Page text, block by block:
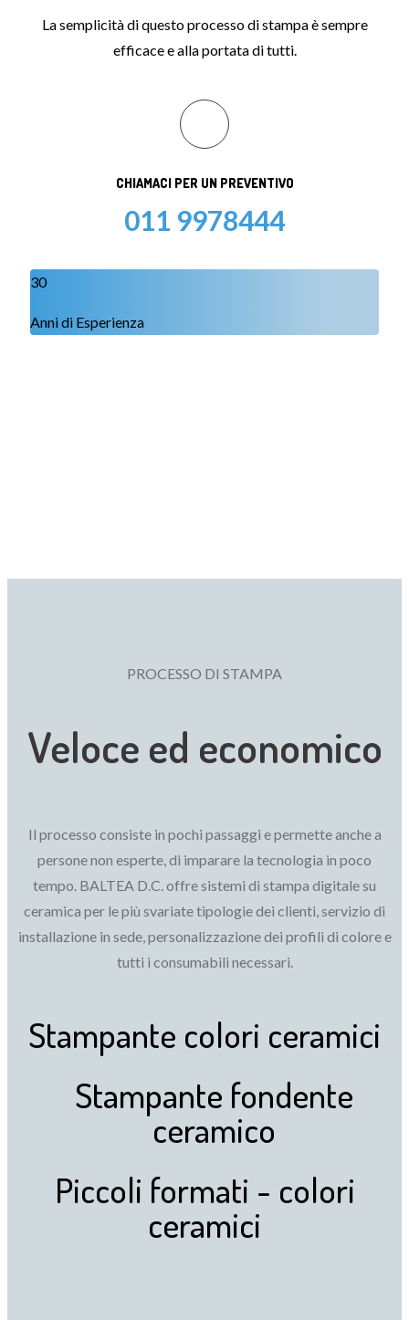
La semplicità di questo processo di stampa è sempre
efficace e alla portata di tutti.
CHIAMACI PER UN PREVENTIVO
011 9978444
30
Anni di Esperienza
PROCESSO DI STAMPA
Veloce ed economico
Il processo consiste in pochi passaggi e permette anche a
persone non esperte, di imparare la tecnologia in poco
tempo. BALTEA D.C. offre sistemi di stampa digitale su
ceramica per le più svariate tipologie dei clienti, servizio di
installazione in sede, personalizzazione dei profili di colore e
tutti i consumabili necessari.
Stampante colori ceramici
Stampante fondente
ceramico
Piccoli formati - colori
ceramici